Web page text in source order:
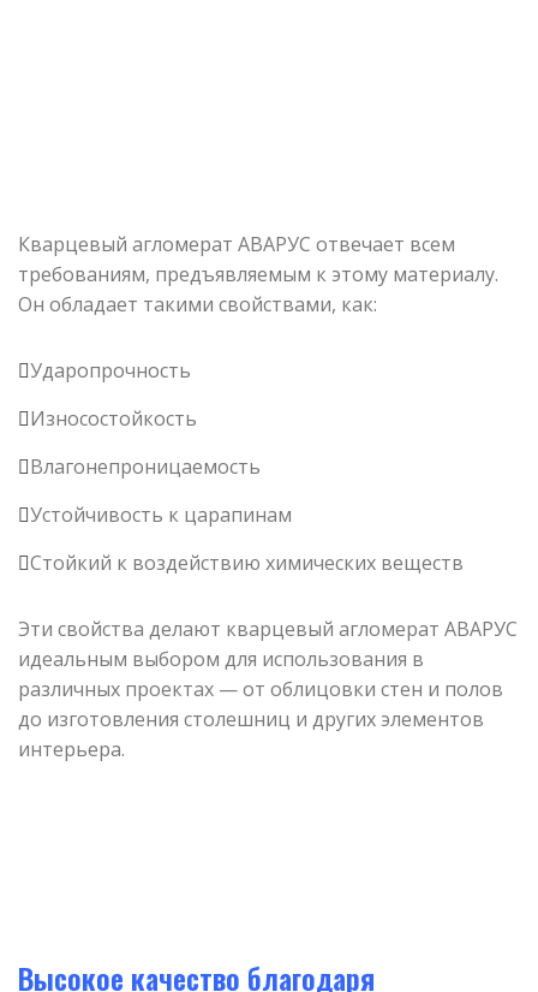
Кварцевый агломерат АВАРУС отвечает всем
требованиям, предъявляемым к этому материалу.
Он обладает такими свойствами, как:
Ударопрочность
Износостойкость
Влагонепроницаемость
Устойчивость к царапинам
Стойкий к воздействию химических веществ
Эти свойства делают кварцевый агломерат АВАРУС
идеальным выбором для использования в
различных проектах — от облицовки стен и полов
до изготовления столешниц и других элементов
интерьера.
Высокое качество благодаря